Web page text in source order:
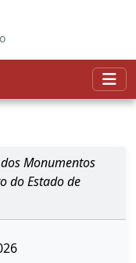
Monumentos
do Estado de